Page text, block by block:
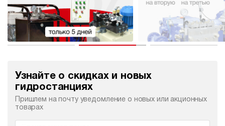
Узнайте о скидках и новых
гидростанциях
Пришлем на почту уведомление о новых или акционных
товарах